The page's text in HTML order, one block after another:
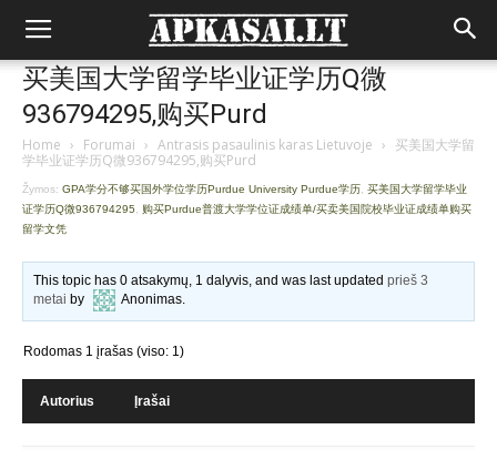
买美国大学留学毕业证学历Q微
936794295,购买Purd
Home › Forumai › Antrasis pasaulinis karas Lietuvoje › 买美国大学留
学毕业证学历Q微936794295,购买Purd
Žymos: GPA学分不够买国外学位学历Purdue University Purdue学历 买美国大学留学毕业
证学历Q微936794295
购买Purdue普渡大学学位证成绩单/买卖美国院校毕业证成绩单购买
留学文凭
This topic has 0 atsakymų, 1 dalyvis, and was last updatedprieš 3
metai by Anonimas.
Rodomas 1 įrašas (viso: 1)
Autorius Įrašai